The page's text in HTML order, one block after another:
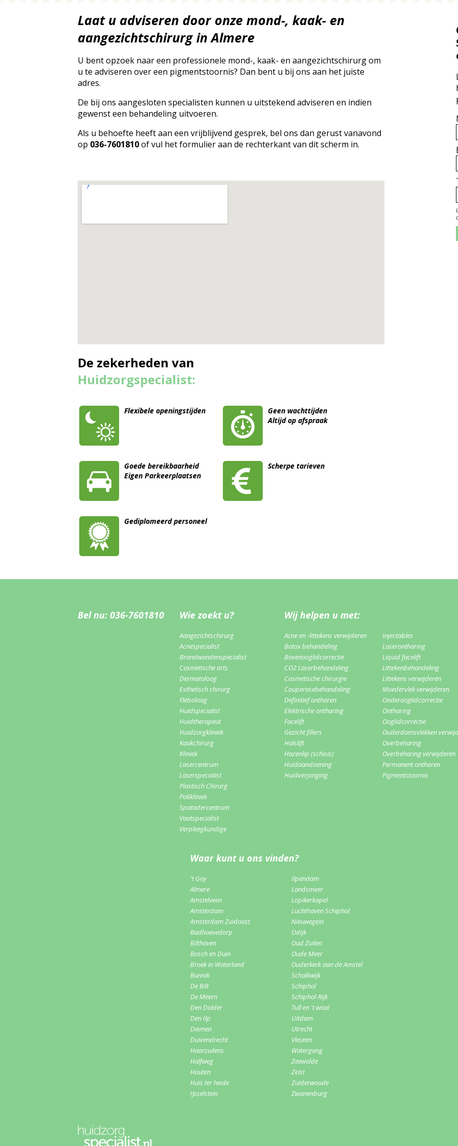
Laat u adviseren door onze mond-, kaak- en
aangezichtschirurg in Almere
U bent opzoek naar een professionele mond-, kaak- en aangezichtschirurg om
u te adviseren over een pigmentstoornis? Dan bent u bij ons aan het juiste
adres.
De bij ons aangesloten specialisten kunnen u uitstekend adviseren en indien
gewenst een behandeling uitvoeren.
Als u behoefte heeft aan een vrijblijvend gesprek, bel ons dan gerust vanavond
op 036-7601810of vul het formulier aan de rechterkant van dit scherm in.
De zekerheden van
Huidzorgspecialist:
Flexibele openingstijden
Geen wachttijden
Altijd op afspraak
Goede bereikbaarheid
Eigen Parkeerplaatsen
Scherpe tarieven
Gediplomeerd personeel
Bel nu: 036-7601810 Wie zoekt u?
Aangezichtschirurg
Acnespecialist
Brandwondenspecialist
Cosmetische arts
Dermatoloog
Esthetisch chirurg
Fleboloog
Huidspecialist
Huidtherapeut
Huidzorgkliniek
Kaakchirurg
Kliniek
Lasercentrum
Laserspecialist
Plastisch Chirurg
Polikliniek
Spatadercentrum
Vaatspecialist
Verpleegkundige
Wij helpen u met:
Acne en -littekens verwijderen
Botox behandeling
Bovenooglidcorrectie
CO2 Laserbehandeling
Cosmetische chirurgie
Couperosebehandeling
Definitief ontharen
Elektrische ontharing
Facelift
Gezicht fillers
Halslift
Hazenlip (schisis)
Huidaandoening
Huidverjonging
Injectables
Laserontharing
Liquid facelift
Littekenbehandeling
Littekens verwijderen
Moedervlek verwijderen
Onderooglidcorrectie
Ontharing
Ooglidcorrectie
Ouderdomsvlekken
Overbeharing
Overbeharing verwijderen
Permanent ontharen
Pigmentstoornis
Waar kunt u ons vinden?
't Goy
Almere
Amstelveen
Amsterdam
Amsterdam Zuidoost
Badhoevedorp
Bilthoven
Bosch en Duin
Broek in Waterland
Bunnik
De Bilt
De Meern
Den Dolder
Den Ilp
Diemen
Duivendrecht
Haarzuilens
Halfweg
Houten
Huis ter heide
IJsselstein
Ilpendam
Landsmeer
Lopikerkapel
Luchthaven Schiphol
Nieuwegein
Odijk
Oud Zuilen
Oude Meer
Ouderkerk aan de Amstel
Schalkwijk
Schiphol
Schiphol-Rijk
Tull en 't waal
Uitdam
Utrecht
Vleuten
Watergang
Zeewolde
Zeist
Zuiderwoude
Zwanenburg